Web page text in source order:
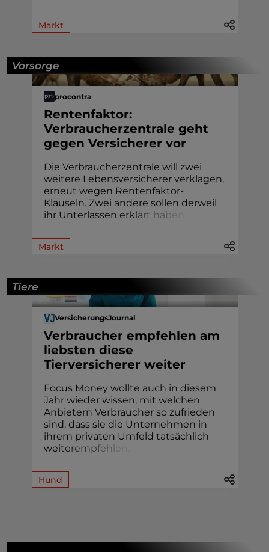
Markt
Vorsorge
procontra
Rentenfaktor:
Verbraucherzentrale geht
gegen Versicherer vor
Die Verbraucherzentrale will zwei
weitere Lebensversicherer verklagen,
erneut wegen Rentenfaktor-
Klauseln. Zwei andere sollen derweil
ihr Unterlassen erklärt habe
Markt
Tiere
VersicherungsJournal
Verbraucher empfehlen am
liebsten diese
Tierversicherer weiter
Focus Money wollte auch in diesem
Jahr wieder wissen, mit welchen
Anbietern Verbraucher so zufrieden
sind, dass sie die Unternehmen in
ihrem privaten Umfeld tatsächlich
weiterempfeh le
Hund